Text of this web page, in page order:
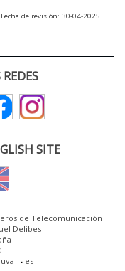
Fecha de revisión: 30-04-2025
SITE
de Telecomunicación
Delibes
uva es